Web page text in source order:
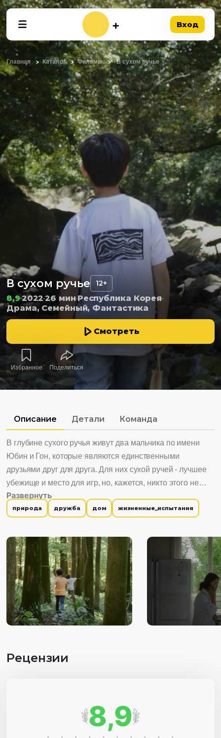
Вход
Главная Каталог Фильмы В сухом ручье
В сухом ручье 12+
8,9202226 минРеспублика Корея
Драма, Семейный, Фантастика
Смотреть
Избранное Поделиться
Описание Детали Команда
В глубине сухого ручья живут два мальчика по имени
Юбин и Гон, которые являются единственными
друзьями друг для друга. Для них сухой ручей - лучшее
убежище и место для игр, но, кажется, никто этого не
понимает. Чеджу - специальный остров на севере
корейского полуострова, в котором культивируется
материка. Этот короткий фильм снят на Чеджу, так как
остров стремительно теряет первобытные леса и
культуру, пока его связь с материком укрепляется.
Развернуть
природа дружба дом жизненные_испытания
Рецензии
8,9